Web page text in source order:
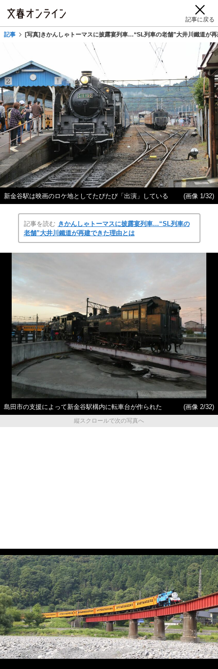
記事に戻る
記事 [写真]きかんしゃトーマスに披露宴列車…“SL列車の老舗”大井川鐵道が
新金谷駅は映画のロケ地としてたびたび「出演」している (画像 1/32)
記事を読む きかんしゃトーマスに披露宴列車…“SL列車の
老舗”大井川鐵道が再建できた理由とは
島田市の支援によって新金谷駅構内に転車台が作られた
(画像 2/32)
縦スクロールで次の写真へ